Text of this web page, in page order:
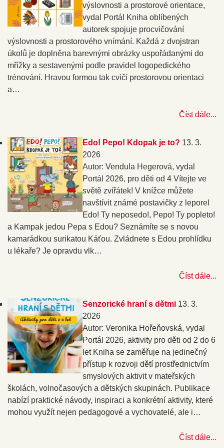
výslovnosti a prostorové orientace,
vydal Portál Kniha oblíbených
autorek spojuje procvičování
výslovnosti a prostorového vnímání. Každá z dvojstran
úkolů je doplněna barevnými obrázky uspořádanými do
mřížky a sestavenými podle pravidel logopedického
trénování. Hravou formou tak cvičí prostorovou orientaci
a…
Číst dále...
Edo! Pepo! Kdopak je to? 13. 3.
2026
Autor: Vendula Hegerová, vydal
Portál 2026, pro děti od 4 Vítejte ve
světě zvířátek! V knížce můžete
navštívit známé postavičky z leporel
Edo! Ty neposedo!, Pepo! Ty popleto!
a Kampak jedou Pepa s Edou? Seznámíte se s novou
kamarádkou surikatou Káťou. Zvládnete s Edou prohlídku
u lékaře? Je opravdu vlk…
Číst dále...
Senzorické hraní s dětmi 13. 3.
2026
Autor: Veronika Hořeňovská, vydal
Portál 2026, aktivity pro děti od 2 do 6
let Kniha se zaměřuje na jedinečný
přístup k rozvoji dětí prostřednictvím
smyslových aktivit v mateřských
školách, volnočasových a dětských skupinách. Publikace
nabízí praktické návody, inspiraci a konkrétní aktivity, které
mohou využít nejen pedagogové a vychovatelé, ale i…
Číst dále...